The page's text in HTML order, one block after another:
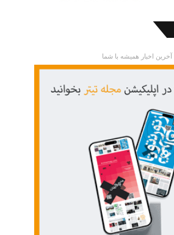
آخرین اخبار همیشه با شما